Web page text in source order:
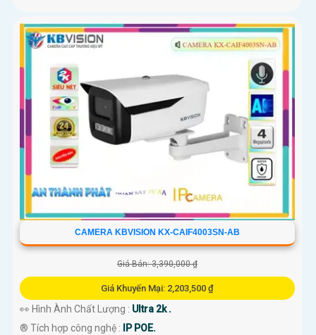
CAMERA KBVISION KX-CAIF4003SN-AB
Giá Bán: 3,390,000 ₫
Giá Khuyến Mại: 2,203,500 ₫
👀 Hình Ành Chất Lượng : Ultra 2k .
®️ Tích hợp công nghệ :
IP POE.